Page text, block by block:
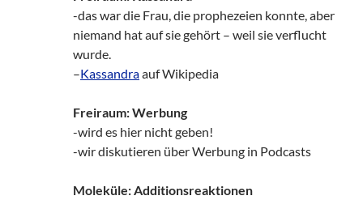
-das war die Frau, die prophezeien konnte, aber
niemand hat auf sie gehört – weil sie verflucht
wurde.
–Kassandraauf Wikipedia
Freiraum: Werbung
-wird es hier nicht geben!
-wir diskutieren über Werbung in Podcasts
Moleküle: Additionsreaktionen